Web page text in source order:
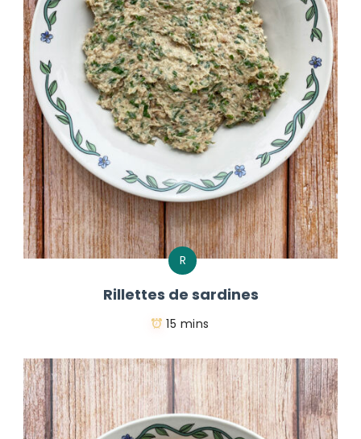
R
Rillettes de sardines
15 mins